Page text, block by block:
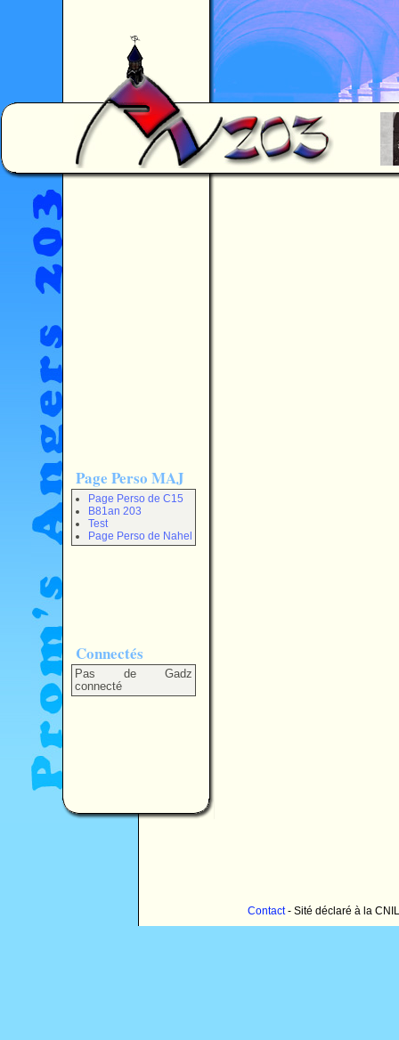
Contact- Sité déclaré à la
Connectés
Pas de Gadz
connecté
Page Perso MAJ
Page Perso de C15
B81an 203
Test
Page Perso de Nahel